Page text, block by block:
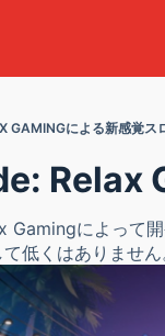
GAMINGによる新感覚ス
Relax
Gamingによって
低くはありませ